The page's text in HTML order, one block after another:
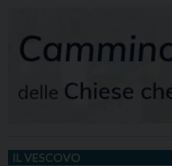
IL VESCOVO